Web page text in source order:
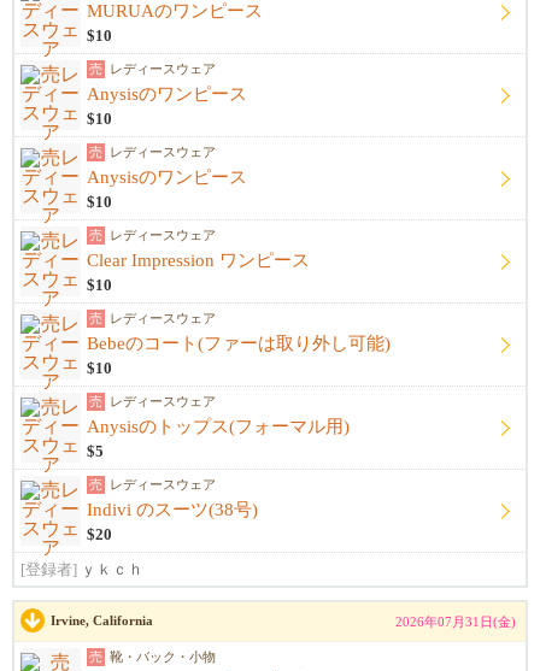
MURUAのワンピース
$10
売 レディースウェア
Anysisのワンピース
$10
売 レディースウェア
Anysisのワンピース
$10
売 レディースウェア
Clear Impression ワンピース
$10
売 レディースウェア
Bebeのコート(ファーは取り外し可能)
$10
売 レディースウェア
Anysisのトップス(フォーマル用)
$5
売 レディースウェア
Indivi のスーツ(38号)
$20
[登録者] ｙｋｃｈ
Irvine, California 2026年07月31日(金)
売 靴・バック・小物